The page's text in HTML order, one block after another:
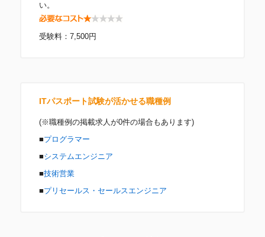
い。
受験料：7,500円
ITパスポート試験が活かせる職種例
(※職種例の掲載求人が0件の場合もあります)
■プログラマー
■システムエンジニア
■技術営業
■プリセールス・セールスエンジニア